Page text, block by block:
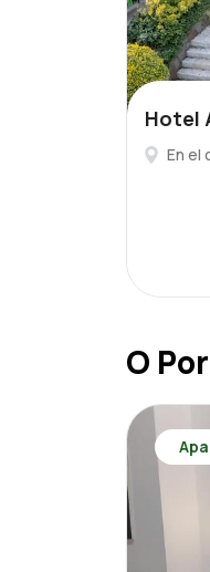
Hotel
En el
O